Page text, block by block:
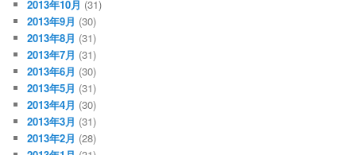
2013年10月 (31)
2013年9月 (30)
2013年8月 (31)
2013年7月 (31)
2013年6月 (30)
2013年5月 (31)
2013年4月 (30)
2013年3月 (31)
2013年2月 (28)